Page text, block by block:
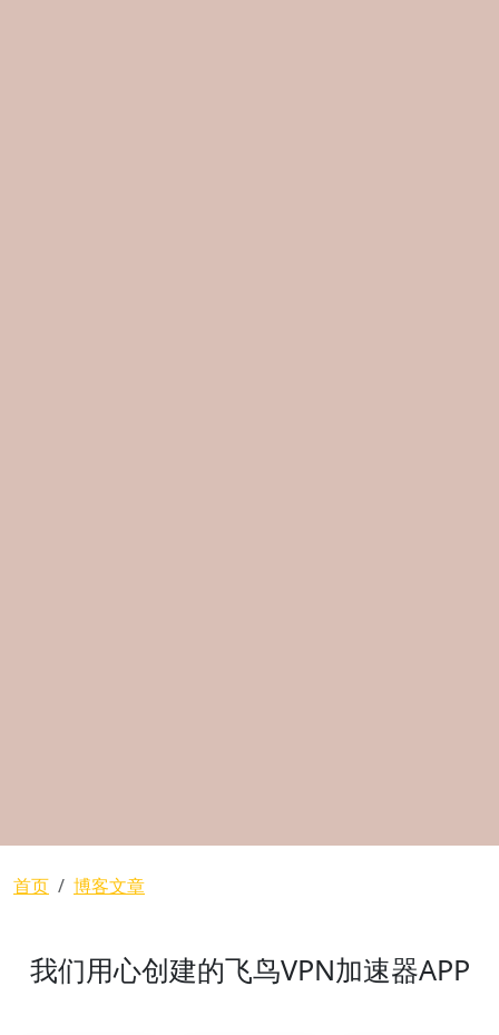
面包屑
首页 博客文章
我们用心创建的飞鸟VPN加速器APP